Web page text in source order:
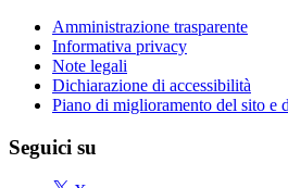
Amministrazione trasparente
Informativa privacy
Note legali
Dichiarazione di accessibilità
Piano di miglioramento del sito e
Seguici su